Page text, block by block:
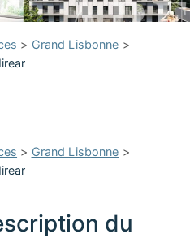
> Grand Lisbonne >
> Grand Lisbonne >
du